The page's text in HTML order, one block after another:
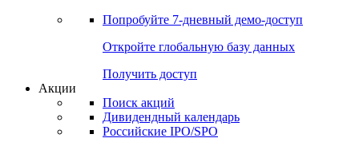
Попробуйте 7-дневный демо-доступ
Откройте глобальную базу данных
Получить доступ
Акции
Поиск акций
Дивидендный календарь
Российские IPO/SPO